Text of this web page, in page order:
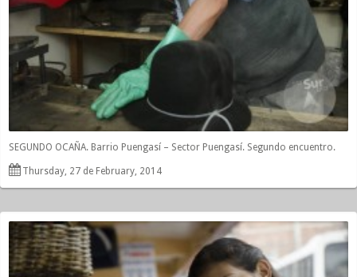
SEGUNDO OCAÑA. Barrio Puengasí – Sector Puengasí. Segundo encuentro.
Thursday, 27 de February, 2014